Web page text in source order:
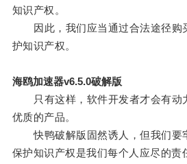
知识产权。
因此，我们应当通过合法途径购
护知识产权。
海鸥加速器v6.5.0破解版
只有这样，软件开发者才会有动
优质的产品。
快鸭破解版固然诱人，但我们要
保护知识产权是我们每个人应尽的责